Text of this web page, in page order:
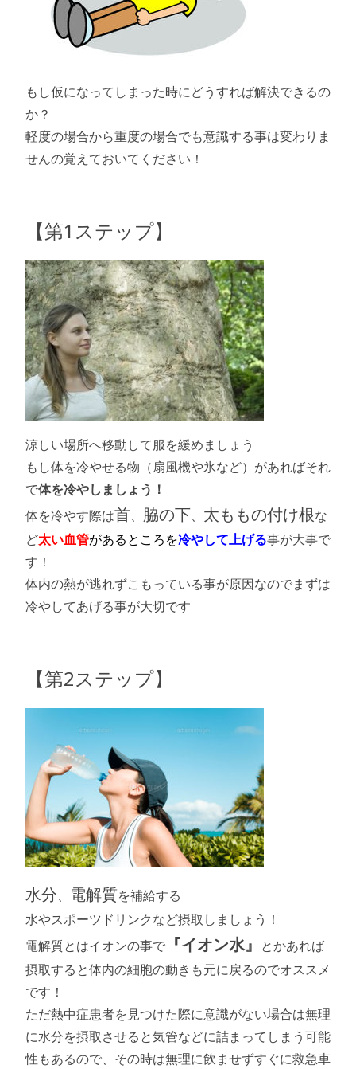
もし仮になってしまった時にどうすれば解決できるの
か？
軽度の場合から重度の場合でも意識する事は変わりま
せんの覚えておいてください！
【第1ステップ】
涼しい場所へ移動して服を緩めましょう
もし体を冷やせる物（扇風機や氷など）があればそれ
で体を冷やしましょう！
体を冷やす際は首、 脇の下、 太ももの付け根な
ど太い血管があるところを冷やして上げる事が大事で
す！
体内の熱が逃れずこもっている事が原因なのでまずは
冷やしてあげる事が大切です
【第2ステップ】
水分、 電解質を補給する
水やスポーツドリンクなど摂取しましょう！
電解質とはイオンの事で 『イオン水』 とかあれば
摂取すると体内の細胞の動きも元に戻るのでオススメ
です！
ただ熱中症患者を見つけた際に意識がない場合は無理
に水分を摂取させると気管などに詰まってしまう可能
性もあるので、その時は無理に飲ませずすぐに救急車